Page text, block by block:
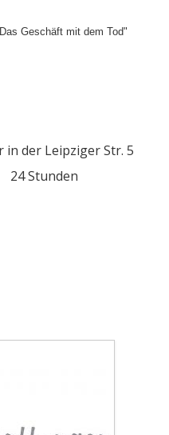
Geschäft mit dem Tod"
in der Leipziger Str. 5
Stunden